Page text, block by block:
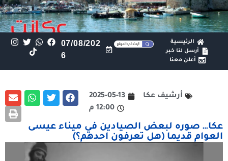
الرئيسية
أرسل لنا خبر
أعلن معنا
07/08/202
6
أرشيف عكا
2025-05-13
12:00 م
عكا… صوره لبعض الصيادين في ميناء عيسى
العوام قديما (هل تعرفون احدهم؟)